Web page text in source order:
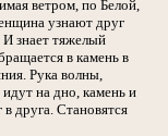
ветром, по Белой,
узнают друг
знает тяжелый
в камень в
Рука волны,
на дно, камень и
друга. Становятся